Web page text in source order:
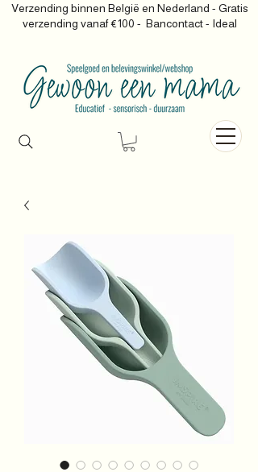
Verzending binnen België en Nederland - Gratis
verzending vanaf €100 - Bancontact - Ideal